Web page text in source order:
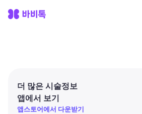
더 많은 시술정보
앱에서 보기
앱스토어에서 다운받기